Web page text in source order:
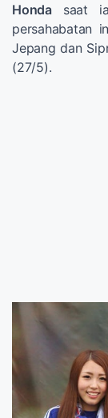
Hondasaat ia
persahabatan
Jepang dan
(27/5).